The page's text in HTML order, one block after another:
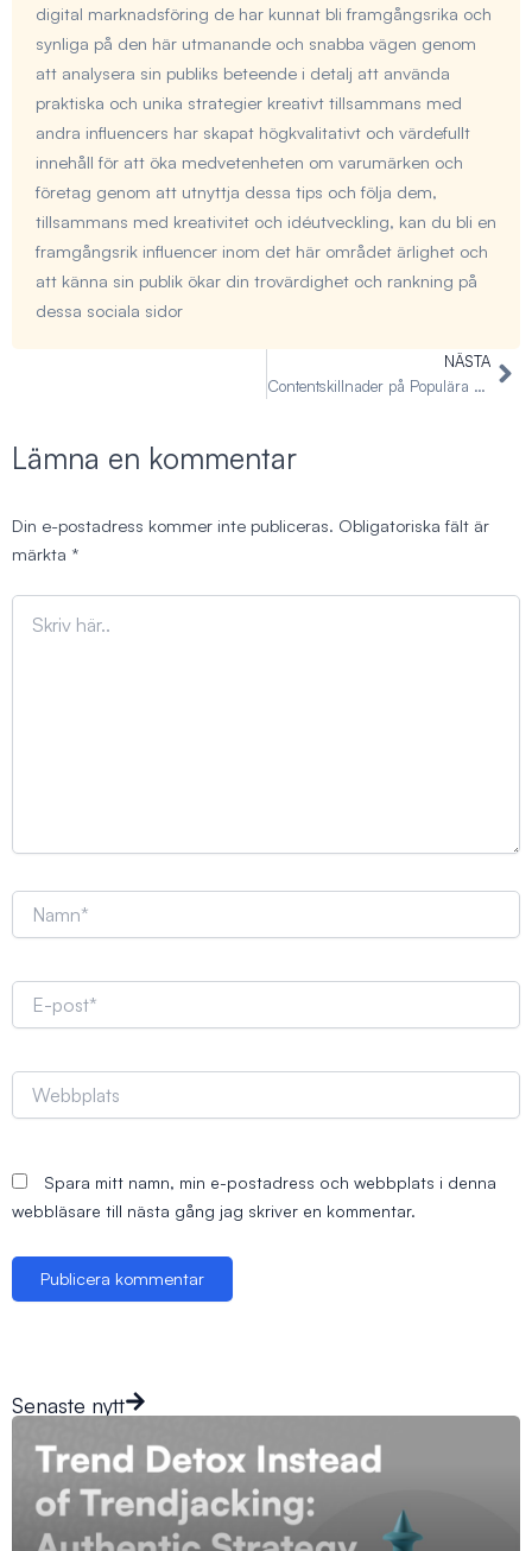
digital marknadsföring de har kunnat bli framgångsrika och
synliga på den här utmanande och snabba vägen genom
att analysera sin publiks beteende i detalj att använda
praktiska och unika strategier kreativt tillsammans med
andra influencers har skapat högkvalitativt och värdefullt
innehåll för att öka medvetenheten om varumärken och
företag genom att utnyttja dessa tips och följa dem,
tillsammans med kreativitet och idéutveckling, kan du bli en
framgångsrik influencer inom det här området ärlighet och
att känna sin publik ökar din trovärdighet och rankning på
dessa sociala sidor
NÄSTA
Contentskillnader på Populära Sociala Medier
Lämna en kommentar
Din e-postadress kommer inte publiceras. Obligatoriska fält är
märkta *
Skriv
här..
E-
post*
Webbplats
Spara mitt namn, min e-postadress och webbplats i denna
webbläsare till nästa gång jag skriver en kommentar.
Senaste nytt